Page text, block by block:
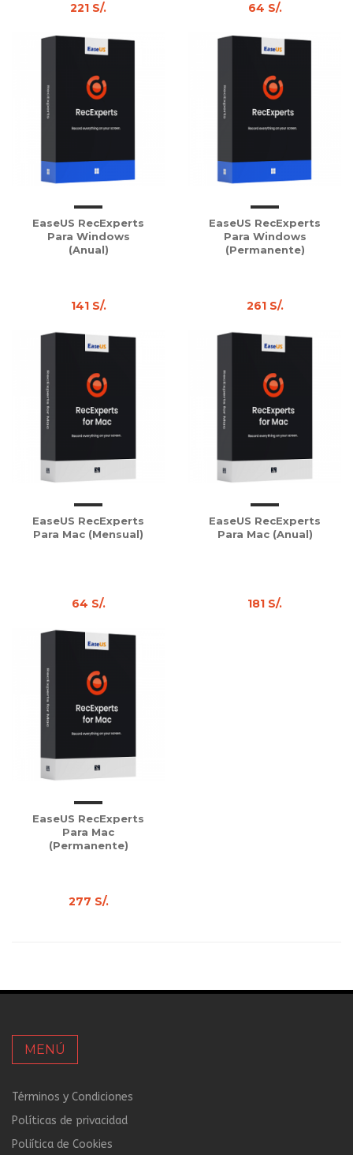
221 S/. 64 S/.
EaseUS RecExperts
Para Windows
(Anual)
141 S/.
EaseUS RecExperts
Para Windows
(Permanente)
261 S/.
EaseUS RecExperts
Para Mac (Mensual)
64 S/.
EaseUS RecExperts
Para Mac (Anual)
181 S/.
EaseUS RecExperts
Para Mac
(Permanente)
277 S/.
MENÚ
Términos y Condiciones
Políticas de privacidad
Poliítica de Cookies